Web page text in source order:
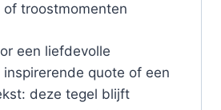
of troostmomenten
een liefdevolle
quote of een
deze tegel blijft